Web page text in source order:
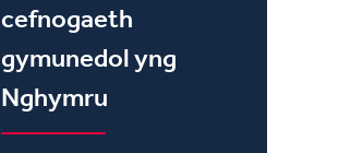
cefnogaeth
gymunedol yng
Nghymru